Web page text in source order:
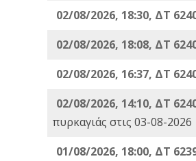
02/08/2026, 18:30, ΔΤ
02/08/2026, 18:08, ΔΤ
02/08/2026, 16:37, ΔΤ
02/08/2026, 14:10, ΔΤ
πυρκαγιάς στις 03-08-2026
01/08/2026, 18:00, ΔΤ